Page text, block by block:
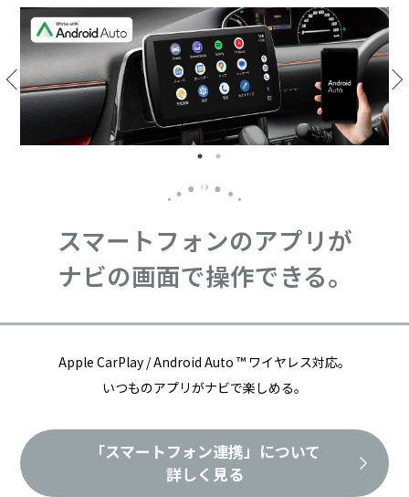
スマートフォンのアプリが
ナビの画面で操作できる。
Apple CarPlay / Android Auto ™ ワイヤレス対応。
いつものアプリがナビで楽しめる。
「スマートフォン連携」について
詳しく見る